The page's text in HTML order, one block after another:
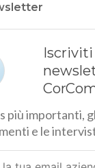
Iscriviti
più importanti,
e le